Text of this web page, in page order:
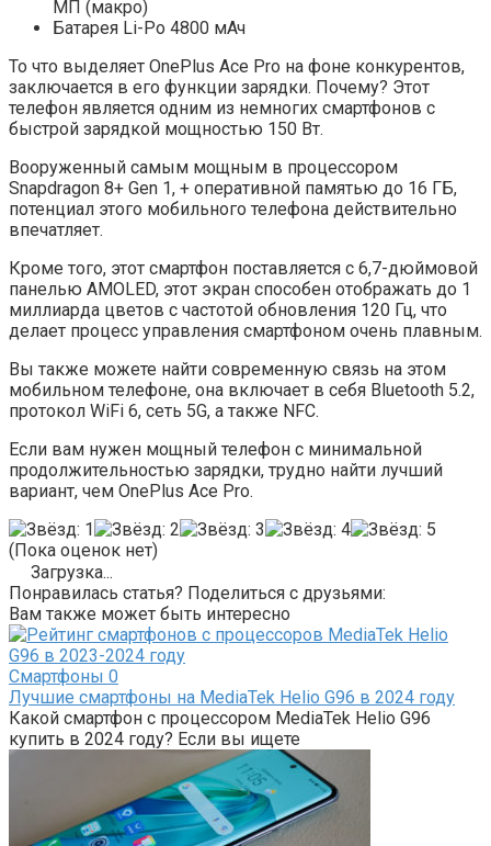
МП (макро)
Батарея Li-Po 4800 мАч
То что выделяет OnePlus Ace Pro на фоне конкурентов,
заключается в его функции зарядки. Почему? Этот
телефон является одним из немногих смартфонов с
быстрой зарядкой мощностью 150 Вт.
Вооруженный самым мощным в процессором
Snapdragon 8+ Gen 1, + оперативной памятью до 16 ГБ,
потенциал этого мобильного телефона действительно
впечатляет.
Кроме того, этот смартфон поставляется с 6,7-дюймовой
панелью AMOLED, этот экран способен отображать до 1
миллиарда цветов с частотой обновления 120 Гц, что
делает процесс управления смартфоном очень плавным.
Вы также можете найти современную связь на этом
мобильном телефоне, она включает в себя Bluetooth 5.2,
протокол WiFi 6, сеть 5G, а также NFC.
Если вам нужен мощный телефон с минимальной
продолжительностью зарядки, трудно найти лучший
вариант, чем OnePlus Ace Pro.
(Пока оценок нет)
Загрузка...
Понравилась статья? Поделиться с друзьями:
Вам также может быть интересно
Смартфоны 0
Лучшие смартфоны на MediaTek Helio G96 в 2024 году
Какой смартфон с процессором MediaTek Helio G96
купить в 2024 году? Если вы ищете